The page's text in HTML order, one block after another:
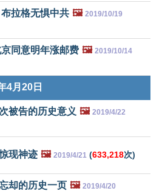
拉格无惧中共 🖼️ 2019/10/19
同意明年涨邮费 🖼️ 2019/10/14
4月20日
被告的历史意义 🖼️ 2019/4/22
现神迹 🖼️ 2019/4/21 (633,218次)
却的历史一页 🖼️ 2019/4/20